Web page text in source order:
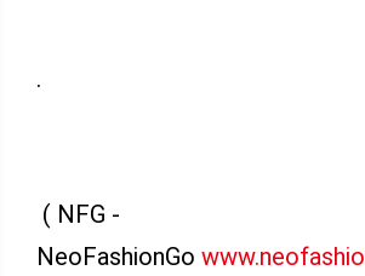
.
( NFG -
NeoFashionGo